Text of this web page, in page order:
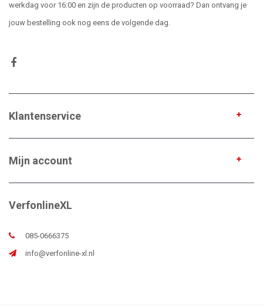
werkdag voor 16:00 en zijn de producten op voorraad? Dan ontvang je
jouw bestelling ook nog eens de volgende dag.
Klantenservice
Mijn account
VerfonlineXL
085-0666375
info@verfonline-xl.nl